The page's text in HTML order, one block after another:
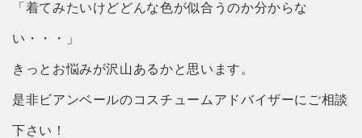
「着てみたいけどどんな色が似合うのか分からな
い・・・」
きっとお悩みが沢山あるかと思います。
是非ビアンベールのコスチュームアドバイザーにご相談
下さい！